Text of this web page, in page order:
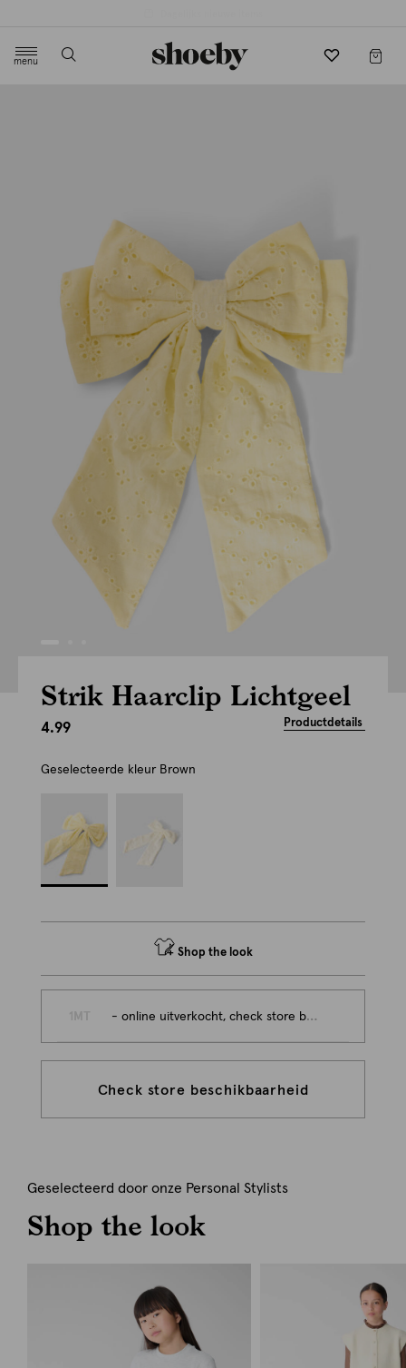
menu
Strik Haarclip Lichtgeel
4.99 Productdetails
Geselecteerde kleur Brown
Shop the look
- online uitverkocht, check store beschikbaarheid
Check store beschikbaarheid
Geselecteerd door onze Personal Stylists
Shop the look